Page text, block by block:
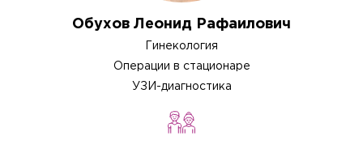
Обухов Леонид Рафаилович
Гинекология
Операции в стационаре
УЗИ-диагностика